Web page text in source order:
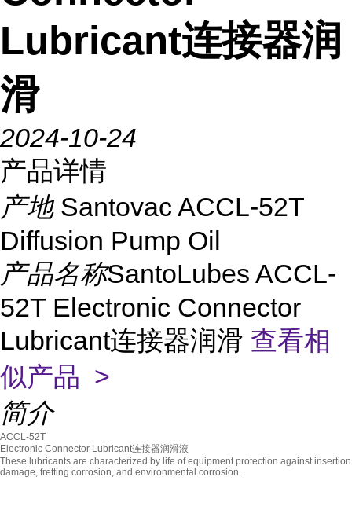
Lubricant连接器润
滑
2024-10-24
产品详情
产地 Santovac ACCL-52T
Diffusion Pump Oil
产品名称SantoLubes ACCL-
52T Electronic Connector
Lubricant连接器润滑 查看相
似产品 >
简介
ACCL-52T
Electronic Connector Lubricant连接器润滑液
These lubricants are characterized by life of equipment protection against insertion
damage, fretting corrosion, and environmental corrosion.